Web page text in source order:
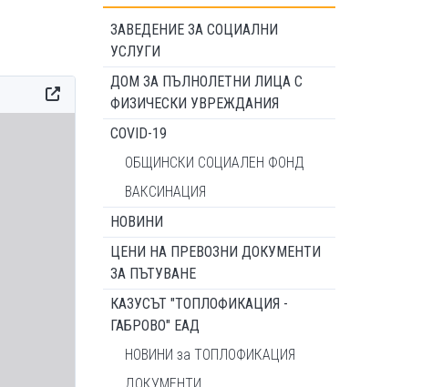
ЗАВЕДЕНИЕ ЗА СОЦИАЛНИ
УСЛУГИ
ДОМ ЗА ПЪЛНОЛЕТНИ ЛИЦА С
ФИЗИЧЕСКИ УВРЕЖДАНИЯ
COVID-19
ОБЩИНСКИ СОЦИАЛЕН ФОНД
ВАКСИНАЦИЯ
НОВИНИ
ЦЕНИ НА ПРЕВОЗНИ ДОКУМЕНТИ
ЗА ПЪТУВАНЕ
КАЗУСЪТ "ТОПЛОФИКАЦИЯ -
ГАБРОВО" ЕАД
НОВИНИ за ТОПЛОФИКАЦИЯ